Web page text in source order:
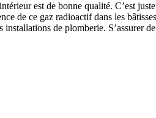
est de bonne qualité. C’est
de ce gaz radioactif dans les
de plomberie. S’assurer